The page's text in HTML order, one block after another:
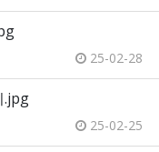
25-02-28
.jpg
25-02-25